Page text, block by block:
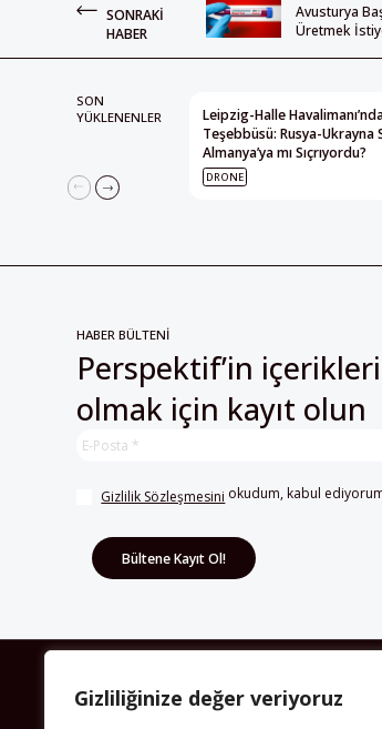
Gizliliğinize değer veriyoruz
SONRAKI
HABER
Avusturya
Üretmek
SON
YÜKLENENLER
Leipzig-Halle
Teşebbüsü: Rusya-Ukrayna
Almanya’ya mı Sıçrıyordu?
DRONE
HABER BÜLTENİ
Perspektif’in
olmak için kayıt olun
Gizlilik Sözleşmesini okudum, kabul
HAKKIMIZDA